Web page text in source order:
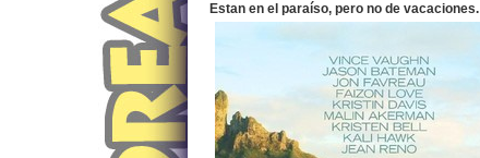
Estan en el paraíso, pero no de vacaciones.